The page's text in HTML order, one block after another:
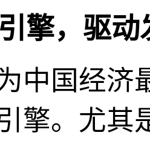
擎，驱动
中国经济
擎。尤其